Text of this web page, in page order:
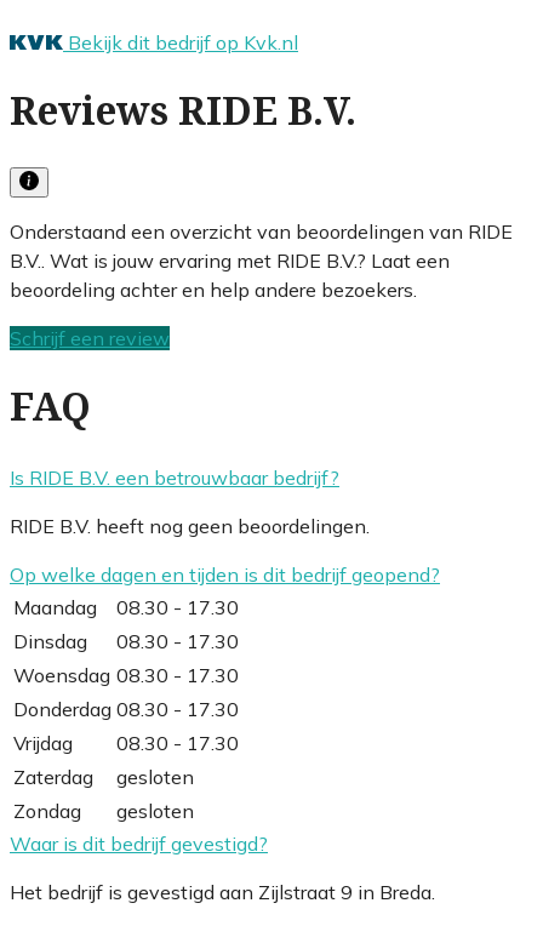
Bekijk dit bedrijf op Kvk.nl
Reviews RIDE B.V.
Onderstaand een overzicht van beoordelingen van RIDE
B.V.. Wat is jouw ervaring met RIDE B.V.? Laat een
beoordeling achter en help andere bezoekers.
Schrijf een review
FAQ
Is RIDE B.V. een betrouwbaar bedrijf?
RIDE B.V. heeft nog geen beoordelingen.
Op welke dagen en tijden is dit bedrijf geopend?
Maandag
08.30 - 17.30
Dinsdag
08.30 - 17.30
Woensdag 08.30 - 17.30
Donderdag 08.30 - 17.30
Vrijdag
08.30 - 17.30
Zaterdag
gesloten
Zondag
gesloten
Waar is dit bedrijf gevestigd?
Het bedrijf is gevestigd aan Zijlstraat 9 in Breda.